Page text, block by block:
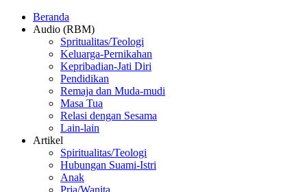
Beranda
Audio (RBM)
Spritualitas/Teologi
Keluarga-Pernikahan
Kepribadian-Jati Diri
Pendidikan
Remaja dan Muda-mudi
Masa Tua
Relasi dengan Sesama
Lain-lain
Artikel
Spiritualitas/Teologi
Hubungan Suami-Istri
Anak
Pria/Wanita